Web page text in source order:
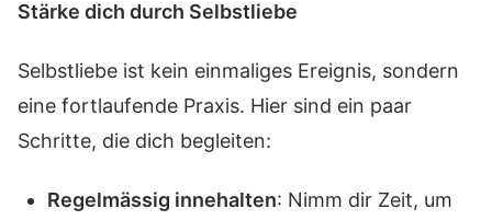
Stärke dich durch Selbstliebe
Selbstliebe ist kein einmaliges Ereignis, sondern
eine fortlaufende Praxis. Hier sind ein paar
Schritte, die dich begleiten:
Regelmässig innehalten: Nimm dir Zeit, um